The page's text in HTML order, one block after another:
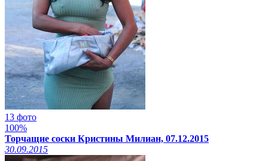
13 фото
100%
Торчащие соски Кристины Милиан, 07.12.2015
30.09.2015